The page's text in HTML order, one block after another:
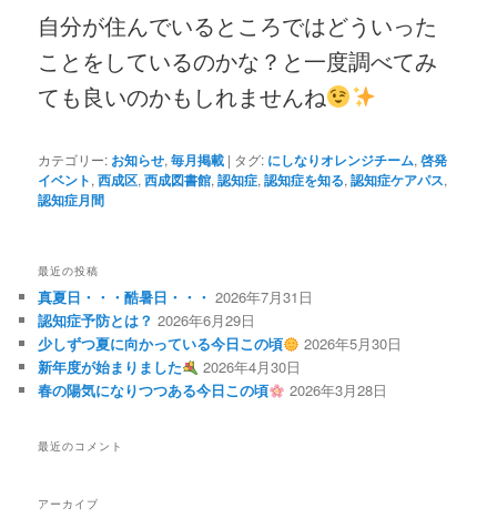
自分が住んでいるところではどういった
ことをしているのかな？と一度調べてみ
ても良いのかもしれませんね
カテゴリー: お知らせ,毎月掲載 | タグ: にしなりオレンジチーム,啓発
イベント,西成区,西成図書館,認知症,認知症を知る,認知症ケアパス,
認知症月間
最近の投稿
真夏日・・・酷暑日・・・ 2026年7月31日
認知症予防とは？ 2026年6月29日
少しずつ夏に向かっている今日この頃
2026年5月30日
新年度が始まりました
2026年4月30日
春の陽気になりつつある今日この頃
2026年3月28日
最近のコメント
アーカイブ